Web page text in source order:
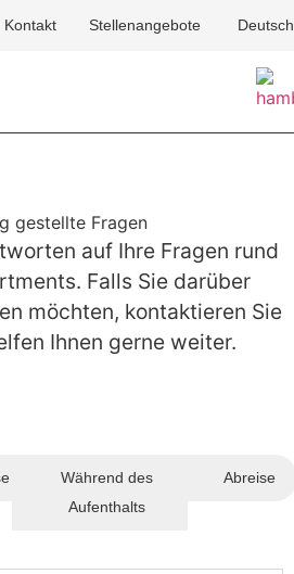
Kontakt Stellenangebote Deutsch
gestellte Fragen
auf Ihre Fragen rund
Falls Sie darüber
möchten, kontaktieren Sie
Ihnen gerne weiter.
Während des
Aufenthalts
Abreise